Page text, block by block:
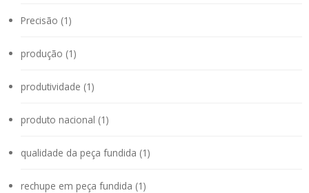
Precisão (1)
produção (1)
produtividade (1)
produto nacional (1)
qualidade da peça fundida (1)
rechupe em peça fundida (1)